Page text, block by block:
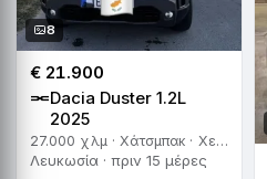
8
€ 21.900
Dacia Duster 1.2L
2025
27.000 χλμ · Χάτσμπακ · Χειροκίνητο
Λευκωσία · πριν 15 μέρες